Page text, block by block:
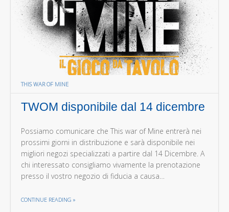
THIS WAR OF MINE
TWOM disponibile dal 14 dicembre
Possiamo comunicare che This war of Mine entrerà nei
prossimi giorni in distribuzione e sarà disponibile nei
migliori negozi specializzati a partire dal 14 Dicembre. A
chi interessato consigliamo vivamente la prenotazione
presso il vostro negozio di fiducia a causa…
CONTINUE READING »